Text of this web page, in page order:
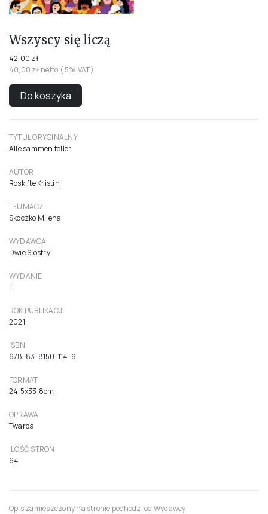
Wszyscy się liczą
42,00 zł
40,00 zł netto ( 5% VAT)
Do koszyka
TYTUŁ ORYGINALNY
Alle sammen teller
AUTOR
Roskifte Kristin
TŁUMACZ
Skoczko Milena
WYDAWCA
Dwie Siostry
WYDANIE
I
ROK PUBLIKACJI
2021
ISBN
978-83-8150-114-9
FORMAT
24.5x33.8cm
OPRAWA
Twarda
ILOŚĆ STRON
64
Opis zamieszczony na stronie pochodzi od Wydawcy